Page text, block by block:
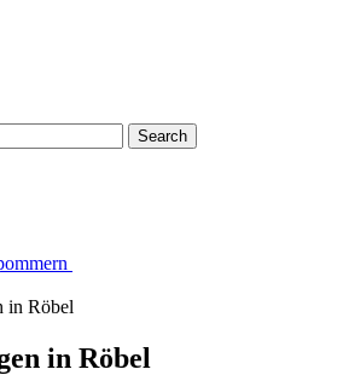
Search
in Röbel
in Röbel